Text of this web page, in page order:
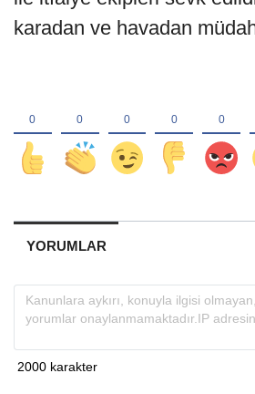
karadan ve havadan
YORUMLAR